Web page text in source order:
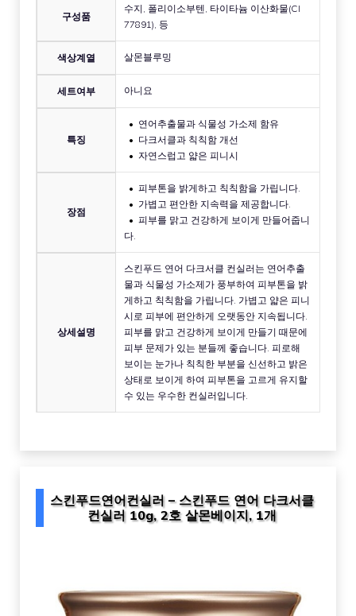
구성품
수지, 폴리이소부텐, 타이타늄 이산화물(CI
77891), 등
색상계열 살몬블루밍
세트여부 아니요
특징
연어추출물과 식물성 가소제 함유
다크서클과 칙칙함 개선
자연스럽고 얇은 피니시
장점
피부톤을 밝게하고 칙칙함을 가립니다.
가볍고 편안한 지속력을 제공합니다.
피부를 맑고 건강하게 보이게 만들어줍니
다.
상세설명
스킨푸드 연어 다크서클 컨실러는 연어추출
물과 식물성 가소제가 풍부하여 피부톤을 밝
게하고 칙칙함을 가립니다. 가볍고 얇은 피니
시로 피부에 편안하게 오랫동안 지속됩니다.
피부를 맑고 건강하게 보이게 만들기 때문에
피부 문제가 있는 분들께 좋습니다. 피로해
보이는 눈가나 칙칙한 부분을 신선하고 밝은
상태로 보이게 하여 피부톤을 고르게 유지할
수 있는 우수한 컨실러입니다.
스킨푸드연어컨실러 – 스킨푸드 연어 다크서클
컨실러 10g, 2호 살몬베이지, 1개